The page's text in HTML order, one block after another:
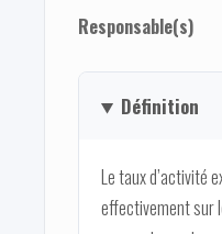
Responsable(s)
Définition
Le taux d’activité
effectivement sur